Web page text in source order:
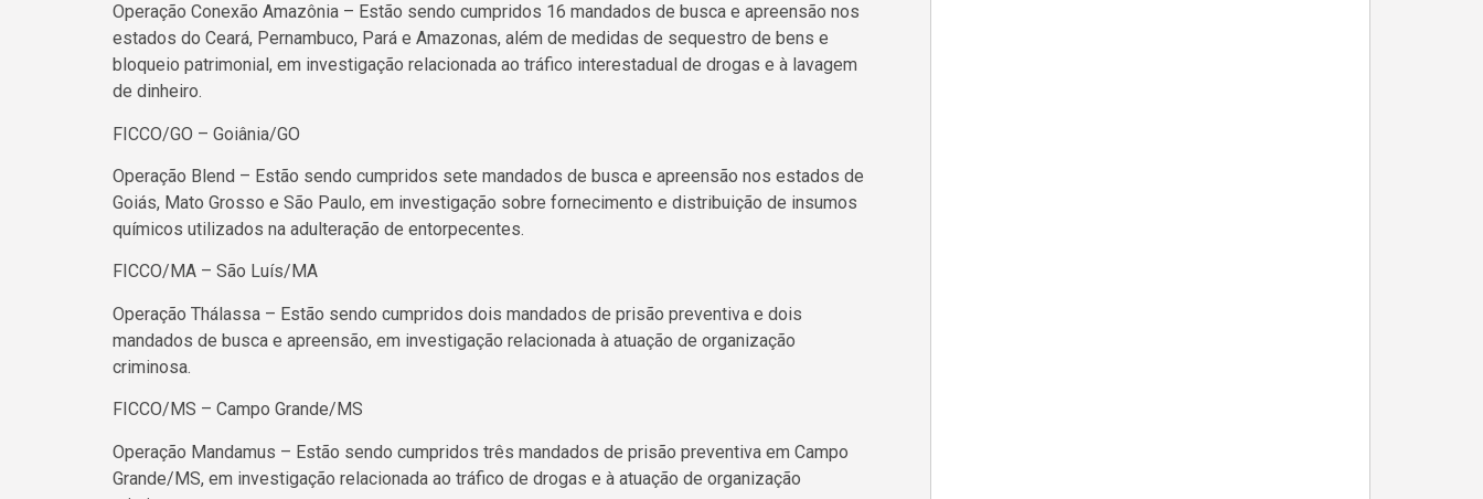
Operação Conexão Amazônia – Estão sendo cumpridos 16 mandados de busca e apreensão nos
estados do Ceará, Pernambuco, Pará e Amazonas, além de medidas de sequestro de bens e
bloqueio patrimonial, em investigação relacionada ao tráfico interestadual de drogas e à lavagem
de dinheiro.
FICCO/GO – Goiânia/GO
Operação Blend – Estão sendo cumpridos sete mandados de busca e apreensão nos estados de
Goiás, Mato Grosso e São Paulo, em investigação sobre fornecimento e distribuição de insumos
químicos utilizados na adulteração de entorpecentes.
FICCO/MA – São Luís/MA
Operação Thálassa – Estão sendo cumpridos dois mandados de prisão preventiva e dois
mandados de busca e apreensão, em investigação relacionada à atuação de organização
criminosa.
FICCO/MS – Campo Grande/MS
Operação Mandamus – Estão sendo cumpridos três mandados de prisão preventiva em Campo
Grande/MS, em investigação relacionada ao tráfico de drogas e à atuação de organização